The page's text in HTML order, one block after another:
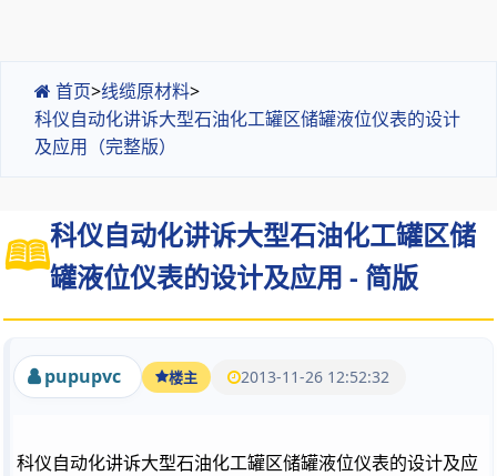
首页>线缆原材料>
科仪自动化讲诉大型石油化工罐区储罐液位仪表的设计
及应用（完整版）
科仪自动化讲诉大型石油化工罐区储
罐液位仪表的设计及应用 - 简版
pupupvc 楼主 2013-11-26 12:52:32
科仪自动化讲诉大型石油化工罐区储罐液位仪表的设计及应